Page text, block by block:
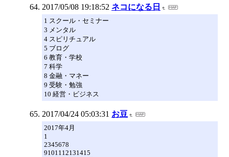
2017/05/08 19:18:52 ネコになる日
1 スクール・セミナー
3 メンタル
4 スピリチュアル
5 ブログ
6 教育・学校
7 科学
8 金融・マネー
9 受験・勉強
10 経営・ビジネス
2017/04/24 05:03:31 お豆
2017年4月
1
2345678
9101112131415